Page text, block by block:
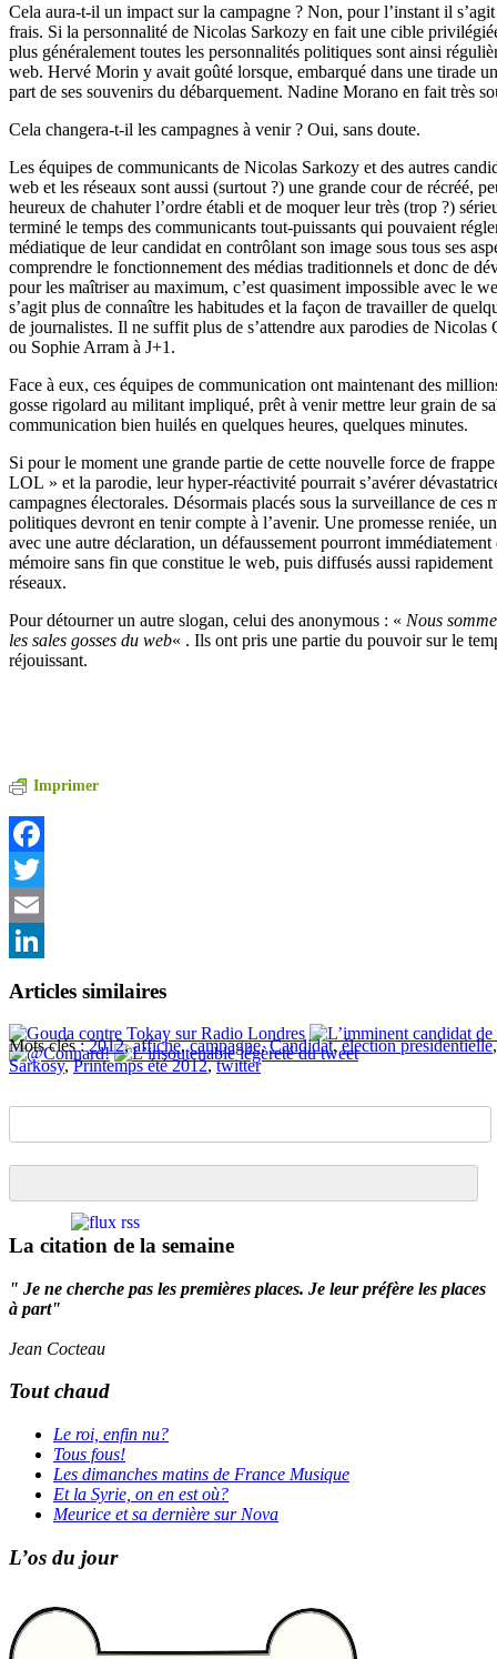
Cela aura-t-il un impact sur la campagne ? Non, pour l’instant il s’agit
frais. Si la personnalité de Nicolas Sarkozy en fait une cible
plus généralement toutes les personnalités politiques sont ainsi
web. Hervé Morin y avait goûté lorsque, embarqué dans une tirade
part de ses souvenirs du débarquement. Nadine Morano en fait très
Cela changera-t-il les campagnes à venir ? Oui, sans doute.
Les équipes de communicants de Nicolas Sarkozy et des autres
web et les réseaux sont aussi (surtout ?) une grande cour de récréé,
heureux de chahuter l’ordre établi et de moquer leur très (trop ?)
terminé le temps des communicants tout-puissants qui pouvaient
médiatique de leur candidat en contrôlant son image sous tous ses
comprendre le fonctionnement des médias traditionnels et donc de
pour les maîtriser au maximum, c’est quasiment impossible avec le
s’agit plus de connaître les habitudes et la façon de travailler de
de journalistes. Il ne suffit plus de s’attendre aux parodies de Nicolas
ou Sophie Arram à J+1.
Face à eux, ces équipes de communication ont maintenant des
gosse rigolard au militant impliqué, prêt à venir mettre leur grain de
communication bien huilés en quelques heures, quelques minutes.
Si pour le moment une grande partie de cette nouvelle force de
LOL » et la parodie, leur hyper-réactivité pourrait s’avérer
campagnes électorales. Désormais placés sous la surveillance de ces
politiques devront en tenir compte à l’avenir. Une promesse reniée,
avec une autre déclaration, un défaussement pourront immédiatement
mémoire sans fin que constitue le web, puis diffusés aussi
réseaux.
Pour détourner un autre slogan, celui des anonymous : « Nous
les sales gosses du web« . Ils ont pris une partie du pouvoir sur le
réjouissant.
Imprimer
Facebook
Twitter
Email
Articles similaires
Mots clés :2012,affiche,campagne,Candidat,élection presidentielle
Sarkosy,Printemps été 2012,twitter
La citation de la semaine
" Je ne cherche pas les premières places. Je leur préfère les places
à part"
Jean Cocteau
Tout chaud
Le roi, enfin nu?
Tous fous!
Les dimanches matins de France Musique
Et la Syrie, on en est où?
Meurice et sa dernière sur Nova
L’os du jour